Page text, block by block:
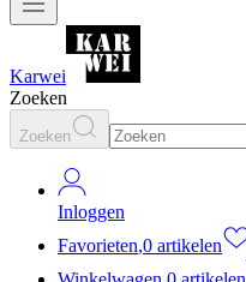
Karwei
Zoeken
Zoeken
Inloggen
Favorieten,0 artikelen